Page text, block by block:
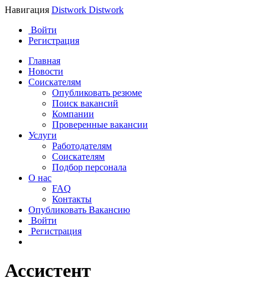
Навигация Distwork Distwork
Войти
Регистрация
Главная
Новости
Соискателям
Опубликовать резюме
Поиск вакансий
Компании
Проверенные вакансии
Услуги
Работодателям
Соискателям
Подбор персонала
О нас
FAQ
Контакты
Опубликовать Вакансию
Войти
Регистрация
Ассистент